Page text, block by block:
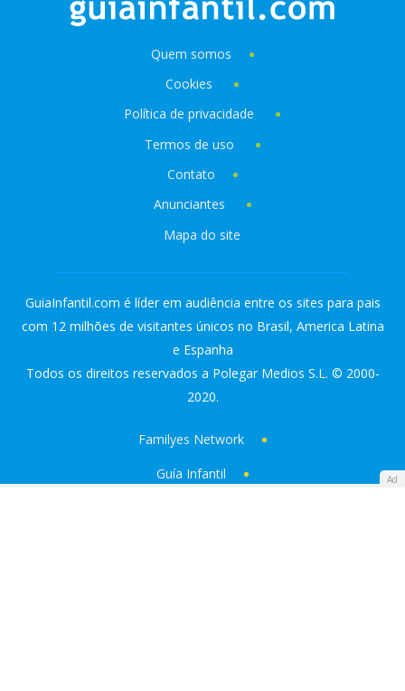
Ad
Quem somos
Cookies
Política de privacidade
Termos de uso
Contato
Anunciantes
Mapa do site
GuiaInfantil.com é líder em audiência entre os sites para pais
com 12 milhões de visitantes únicos no Brasil, America Latina
e Espanha
Todos os direitos reservados a Polegar Medios S.L. © 2000-
2020.
Familyes Network
Guía Infantil